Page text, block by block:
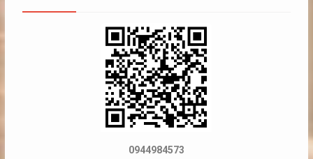
0944984573